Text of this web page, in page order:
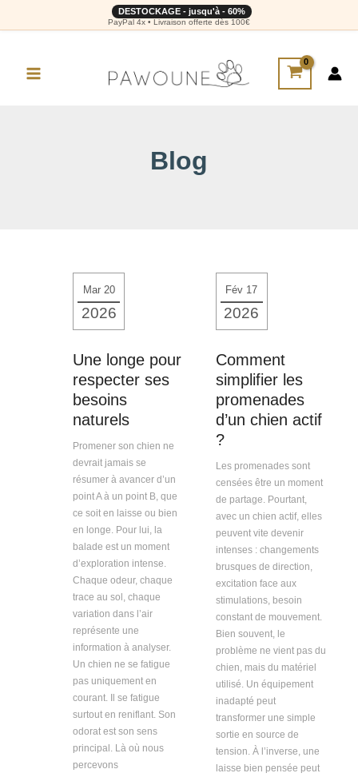
DESTOCKAGE - jusqu'à - 60%
PayPal 4x • Livraison offerte dès 100€
Blog
Mar 20
2026
Une longe pour
respecter ses
besoins
naturels
Promener son chien ne
devrait jamais se
résumer à avancer d’un
point A à un point B, que
ce soit en laisse ou bien
en longe. Pour lui, la
balade est un moment
d’exploration intense.
Chaque odeur, chaque
trace au sol, chaque
variation dans l’air
représente une
information à analyser.
Un chien ne se fatigue
pas uniquement en
courant. Il se fatigue
surtout en reniflant. Son
odorat est son sens
principal. Là où nous
percevons
Fév 17
2026
Comment
simplifier les
promenades
d’un chien actif
?
Les promenades sont
censées être un moment
de partage. Pourtant,
avec un chien actif, elles
peuvent vite devenir
intenses : changements
brusques de direction,
excitation face aux
stimulations, besoin
constant de mouvement.
Bien souvent, le
problème ne vient pas du
chien, mais du matériel
utilisé. Un équipement
inadapté peut
transformer une simple
sortie en source de
tension. À l’inverse, une
laisse bien pensée peut